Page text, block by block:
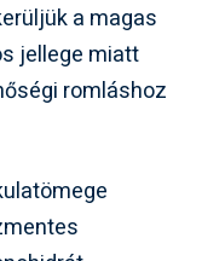
a magas
jellege miatt
romláshoz